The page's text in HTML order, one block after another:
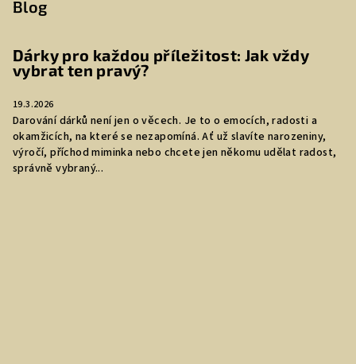
Blog
Dárky pro každou příležitost: Jak vždy
vybrat ten pravý?
19.3.2026
Darování dárků není jen o věcech. Je to o emocích, radosti a
okamžicích, na které se nezapomíná. Ať už slavíte narozeniny,
výročí, příchod miminka nebo chcete jen někomu udělat radost,
správně vybraný...